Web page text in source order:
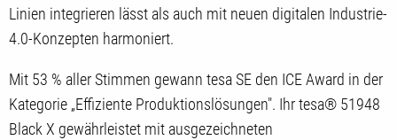
Linien integrieren lässt als auch mit neuen digitalen Industrie-
4.0-Konzepten harmoniert.
Mit 53 % aller Stimmen gewann tesa SE den ICE Award in der
Kategorie „Effiziente Produktionslösungen". Ihr tesa® 51948
Black X gewährleistet mit ausgezeichneten